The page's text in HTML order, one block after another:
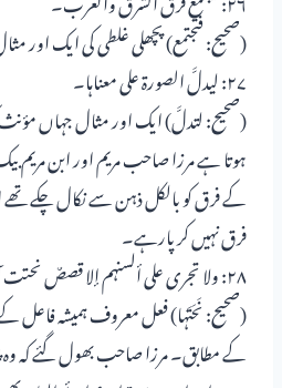
(صحیح: فتجتمع) پچھلی غلطی کی ایک اور
۲۷: لیدلَّ الصورۃ علی معناہا۔
(صحیح: لتدلَّ) ایک اور مثال جہاں مؤنث
ہوتا ہے مرزا صاحب مریم اور ابن
کے فرق کو بالکل ذہن سے نکال چکے تھے
فرق نہیں کر پارہے۔
۲۸: ولا تجری علی ألسنہم إلا قصصٌ نحتت آباؤہم۔
(صحیح: نَحَتَہا) فعل معروف ہمیشہ فاعل
کے مطابق۔ مرزا صاحب بھول گئے کہ وہ